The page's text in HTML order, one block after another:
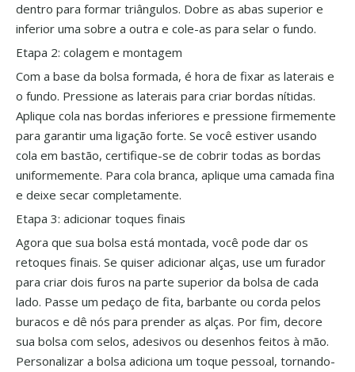
dentro para formar triângulos. Dobre as abas superior e
inferior uma sobre a outra e cole-as para selar o fundo.
Etapa 2: colagem e montagem
Com a base da bolsa formada, é hora de fixar as laterais e
o fundo. Pressione as laterais para criar bordas nítidas.
Aplique cola nas bordas inferiores e pressione firmemente
para garantir uma ligação forte. Se você estiver usando
cola em bastão, certifique-se de cobrir todas as bordas
uniformemente. Para cola branca, aplique uma camada fina
e deixe secar completamente.
Etapa 3: adicionar toques finais
Agora que sua bolsa está montada, você pode dar os
retoques finais. Se quiser adicionar alças, use um furador
para criar dois furos na parte superior da bolsa de cada
lado. Passe um pedaço de fita, barbante ou corda pelos
buracos e dê nós para prender as alças. Por fim, decore
sua bolsa com selos, adesivos ou desenhos feitos à mão.
Personalizar a bolsa adiciona um toque pessoal, tornando-